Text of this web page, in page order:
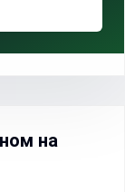
на